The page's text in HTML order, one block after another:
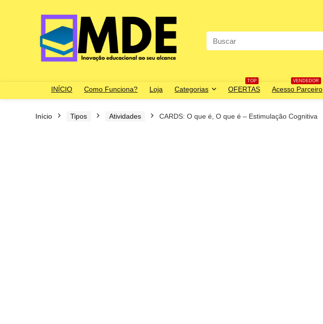
Search
for:
INÍCIO Como Funciona? Loja Categorias
TOP
OFERTAS
VENDEDOR
Acesso Parceiro
Início Tipos Atividades CARDS: O que é, O que é – Estimulação Cognitiva